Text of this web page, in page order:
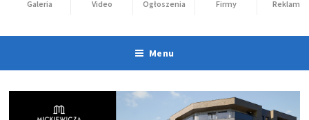
Galeria Video Ogłoszenia Firmy Reklama
Menu